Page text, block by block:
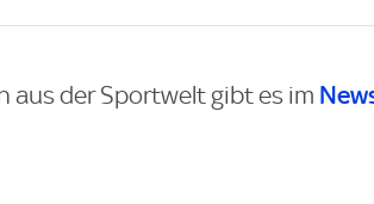
aus der Sportwelt gibt es im